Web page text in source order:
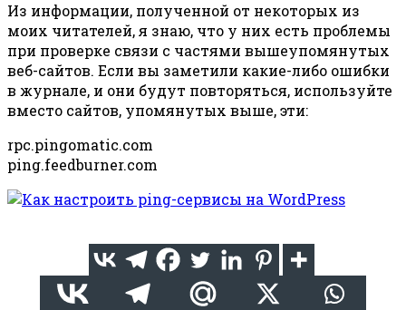
Из информации, полученной от некоторых из
моих читателей, я знаю, что у них есть проблемы
при проверке связи с частями вышеупомянутых
веб-сайтов. Если вы заметили какие-либо ошибки
в журнале, и они будут повторяться, используйте
вместо сайтов, упомянутых выше, эти:
rpc.pingomatic.com
ping.feedburner.com